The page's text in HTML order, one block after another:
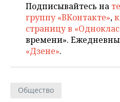
Подписывайтесь на
группу «ВКонтакте»,
страницу в
времени».
«Дзене».
Общество